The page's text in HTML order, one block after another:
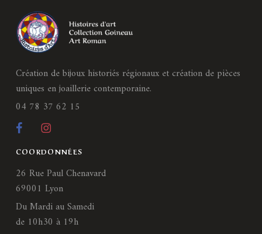
Création de bijoux historiés régionaux et création de pièces
uniques en joaillerie contemporaine.
04 78 37 62 15
COORDONNÉES
26 Rue Paul Chenavard
69001 Lyon
Du Mardi au Samedi
de 10h30 à 19h